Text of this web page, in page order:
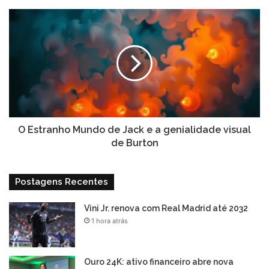
visual
O Estranho Mundo de Jack e a genialidade visual
de Burton
Postagens Recentes
Vini Jr. renova com Real Madrid até 2032
1 hora atrás
Ouro 24K: ativo financeiro abre nova